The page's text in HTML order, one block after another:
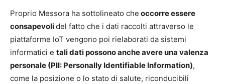
Proprio Messora ha sottolineato che occorre essere
consapevolidel fatto che i dati raccolti attraverso le
piattaforme IoT vengono poi rielaborati da sistemi
informatici e tali dati possono anche avere una valenza
personale (PII: Personally Identifiable Information),
come la posizione o lo stato di salute, riconducibili